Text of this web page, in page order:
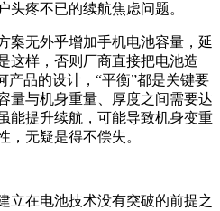
头疼不已的续航焦虑问题。
案无外乎增加手机电池容量，延
这样，否则厂商直接把电池造
产品的设计，“平衡”都是关键要
量与机身重量、厚度之间需要达
能提升续航，可能导致机身变重
，无疑是得不偿失。
立在电池技术没有突破的前提之